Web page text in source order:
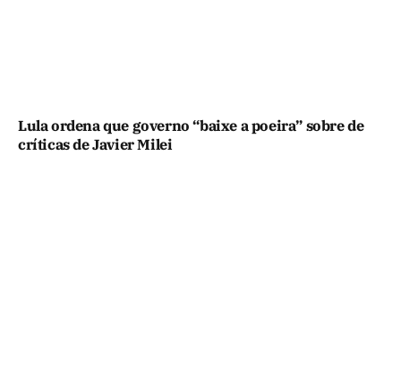
Lula ordena que governo “baixe a poeira” sobre de
críticas de Javier Milei